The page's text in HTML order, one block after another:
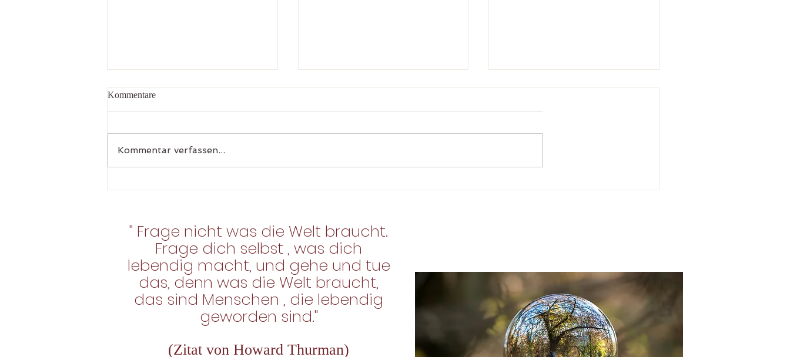
Kommentare
Kommentar verfassen...
" Frage nicht was die Welt braucht.
Frage dich selbst , was dich
lebendig macht, und gehe und tue
das, denn was die Welt braucht,
das sind Menschen , die lebendig
geworden sind."
(Zitat von Howard Thurman)